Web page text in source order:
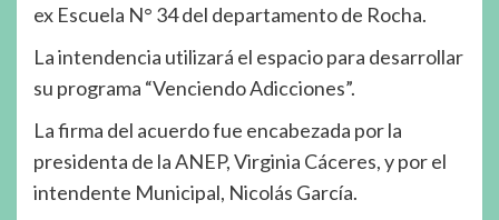
ex Escuela N° 34 del departamento de Rocha.
La intendencia utilizará el espacio para desarrollar
su programa “Venciendo Adicciones”.
La firma del acuerdo fue encabezada por la
presidenta de la ANEP, Virginia Cáceres, y por el
intendente Municipal, Nicolás García.